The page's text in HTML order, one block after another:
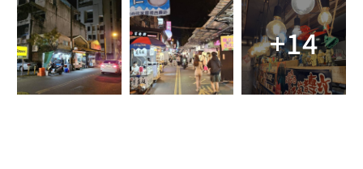
+14